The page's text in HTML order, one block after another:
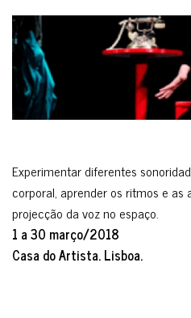
Experimentar diferentes
corporal, aprender os ritmos e as
projecção da voz no espaço.
1 a 30 março/2018
Casa do Artista. Lisboa.